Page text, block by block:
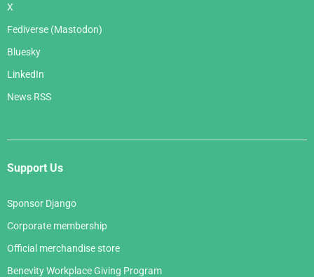
X
Fediverse (Mastodon)
Bluesky
LinkedIn
News RSS
Support Us
Sponsor Django
Corporate membership
Official merchandise store
Benevity Workplace Giving Program